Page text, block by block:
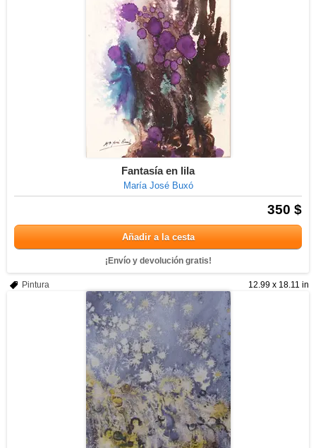
Fantasía en lila
María José Buxó
350 $
Añadir a la cesta
¡Envío y devolución gratis!
12.99 x 18.11 in
Pintura